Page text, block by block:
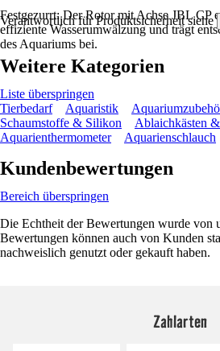
Festgezurrt: Der Rotor mit Achse JBL CP
effiziente Wasserumwälzung und trägt
des Aquariums bei.
Verantwortlich für Produktsicherheit siehe
Weitere Kategorien
Liste überspringen
Tierbedarf
Aquaristik
Schaumstoffe & Silikon
Ablaichkästen
Aquarienthermometer
Aquarienschlauch
Kundenbewertungen
Bereich überspringen
Die Echtheit der Bewertungen wurde von
Bewertungen können auch von Kunden
nachweislich genutzt oder gekauft haben.
Zahlarten